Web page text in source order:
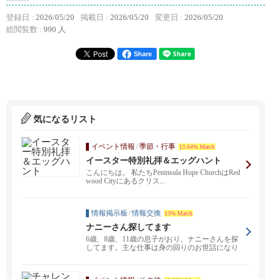
登録日 : 2026/05/20 掲載日 : 2026/05/20 変更日 : 2026/05/20
総閲覧数 : 990 人
Share
気になるリスト
イベント情報 /季節・行事 13.64% Match
イースター特別礼拝＆エッグハント
こんにちは。 私たちPeninsula Hope ChurchはRed
wood Cityにあるクリス...
情報掲示板 /情報交換 13% Match
ナニーさん探してます
6歳、8歳、11歳の息子がおり、ナニーさんを探
してます。主な仕事は身の回りのお世話になり